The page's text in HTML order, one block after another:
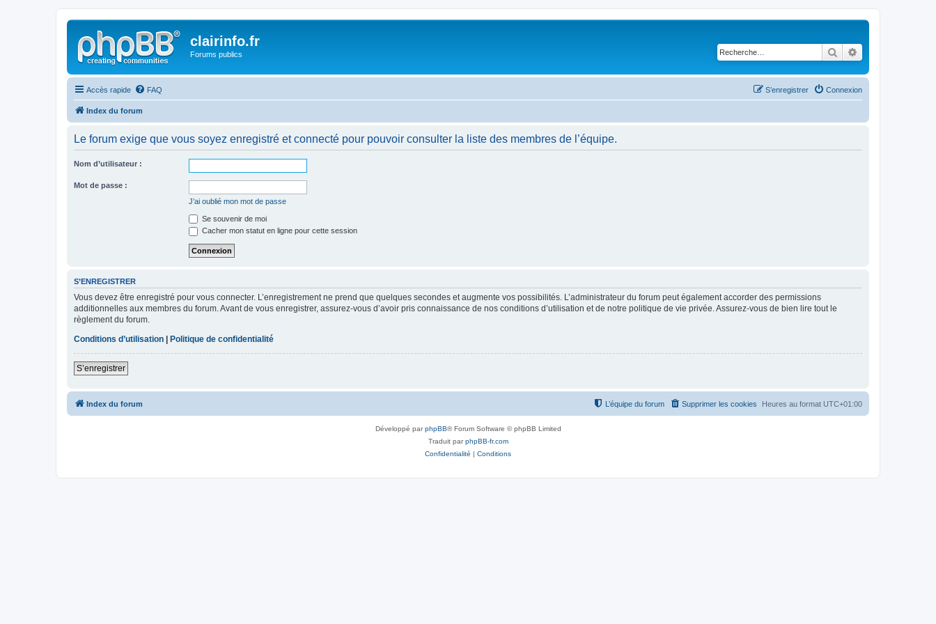
clairinfo.fr
Forums publics Rechercher
Accès rapide FAQ Connexion
S’enregistrer
Index du forum
Le forum exige que vous soyez enregistré et connecté pour pouvoir consulter la liste des membres de l’équipe.
Nom d’utilisateur :
Mot de passe :
J’ai oublié mon mot de passe
Se souvenir de moi
Cacher mon statut en ligne pour cette session
S’ENREGISTRER
Vous devez être enregistré pour vous connecter. L’enregistrement ne prend que quelques secondes et augmente vos possibilités. L’administrateur du forum peut également accorder des permissions
additionnelles aux membres du forum. Avant de vous enregistrer, assurez-vous d’avoir pris connaissance de nos conditions d’utilisation et de notre politique de vie privée. Assurez-vous de bien lire tout le
règlement du forum.
Conditions d’utilisation
Politique de confidentialité
S’enregistrer
Index du forum Heures au format UTC+01:00
Supprimer les cookies
L’équipe du forum
Développé parphpBB® Forum Software © phpBB Limited
Traduit parphpBB-fr.com
Confidentialité | Conditions